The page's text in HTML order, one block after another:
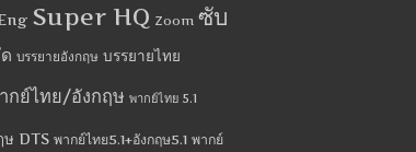
Super HQ Zoom ซับ
บรรยายอังกฤษ บรรยายไทย
กย์ไทย/อังกฤษ พากย์ไทย 5.1
ษ DTS พากย์ไทย5.1+อังกฤษ5.1 พากย์